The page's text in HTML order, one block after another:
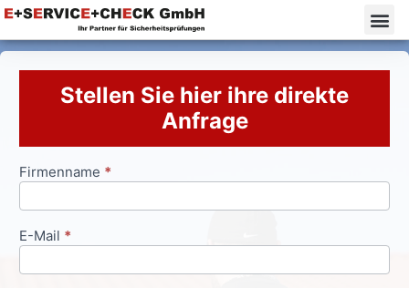
Stellen Sie hier ihre direkte
Anfrage
Anfrageformular
Firmenname *
E-Mail *